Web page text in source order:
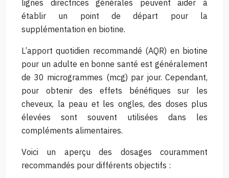
lignes directrices générales peuvent aider à
établir un point de départ pour la
supplémentation en biotine.
L’apport quotidien recommandé (AQR) en biotine
pour un adulte en bonne santé est généralement
de 30 microgrammes (mcg) par jour. Cependant,
pour obtenir des effets bénéfiques sur les
cheveux, la peau et les ongles, des doses plus
élevées sont souvent utilisées dans les
compléments alimentaires.
Voici un aperçu des dosages couramment
recommandés pour différents objectifs :